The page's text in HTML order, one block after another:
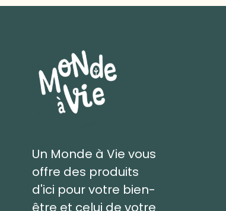
Un Monde à Vie vous
offre des produits
d'ici pour votre bien-
être et celui de votre